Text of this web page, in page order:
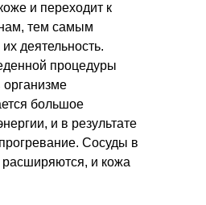
и переходит к
тем самым
деятельность.
процедуры
большое
и в результате
Сосуды в
расширяются, и кожа